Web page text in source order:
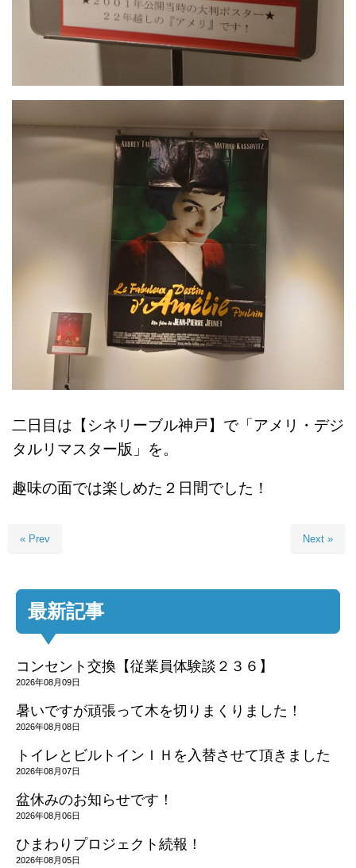
二日目は【シネリーブル神戸】で「アメリ・デジ
タルリマスター版」を。
趣味の面では楽しめた２日間でした！
« Prev Next »
最新記事
コンセント交換【従業員体験談２３６】
2026年08月09日
暑いですが頑張って木を切りまくりました！
2026年08月08日
トイレとビルトインＩＨを入替させて頂きました
2026年08月07日
盆休みのお知らせです！
2026年08月06日
ひまわりプロジェクト続報！
2026年08月05日